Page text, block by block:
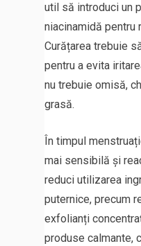
util să introduci un
niacinamidă pentru
Curățarea trebuie
pentru a evita
nu trebuie omisă,
grasă.
În timpul
mai sensibilă și
reduci utilizarea
puternice, precum
exfolianți
produse calmante,